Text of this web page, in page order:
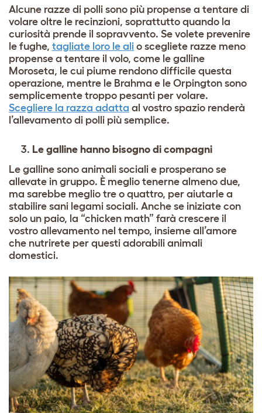
Alcune razze di polli sono più propense a tentare di
volare oltre le recinzioni, soprattutto quando la
curiosità prende il sopravvento. Se volete prevenire
le fughe, tagliate loro le ali o scegliete razze meno
propense a tentare il volo, come le galline
Moroseta, le cui piume rendono difficile questa
operazione, mentre le Brahma e le Orpington sono
semplicemente troppo pesanti per volare.
Scegliere la razza adatta al vostro spazio renderà
l’allevamento di polli più semplice.
Le galline hanno bisogno di compagni
Le galline sono animali sociali e prosperano se
allevate in gruppo. È meglio tenerne almeno due,
ma sarebbe meglio tre o quattro, per aiutarle a
stabilire sani legami sociali. Anche se iniziate con
solo un paio, la “chicken math” farà crescere il
vostro allevamento nel tempo, insieme all’amore
che nutrirete per questi adorabili animali
domestici.